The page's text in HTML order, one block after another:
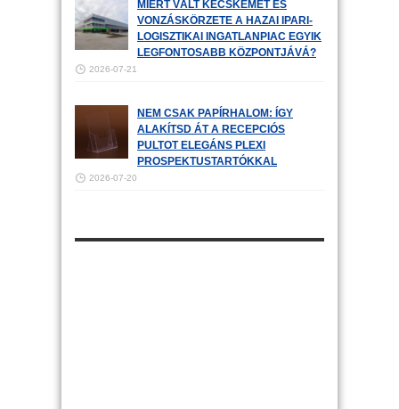
MIÉRT VÁLT KECSKEMÉT ÉS
VONZÁSKÖRZETE A HAZAI IPARI-
LOGISZTIKAI INGATLANPIAC EGYIK
LEGFONTOSABB KÖZPONTJÁVÁ?
2026-07-21
NEM CSAK PAPÍRHALOM: ÍGY
ALAKÍTSD ÁT A RECEPCIÓS
PULTOT ELEGÁNS PLEXI
PROSPEKTUSTARTÓKKAL
2026-07-20